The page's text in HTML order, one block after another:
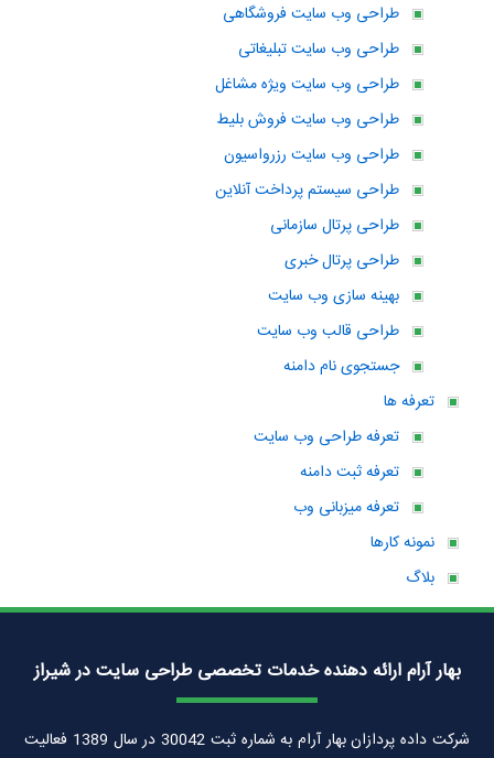
طراحی وب سایت فروشگاهی
طراحی وب سایت تبلیغاتی
طراحی وب سایت ویژه مشاغل
طراحی وب سایت فروش بلیط
طراحی وب سایت رزرواسیون
طراحی سیستم پرداخت آنلاین
طراحی پرتال سازمانی
طراحی پرتال خبری
بهینه سازی وب سایت
طراحی قالب وب سایت
جستجوی نام دامنه
تعرفه ها
تعرفه طراحی وب سایت
تعرفه ثبت دامنه
تعرفه میزبانی وب
نمونه کارها
بلاگ
بهار آرام ارائه دهنده خدمات تخصصی طراحی سایت در شیراز
شرکت داده پردازان بهار آرام به شماره ثبت 30042 در سال 1389 فعالیت